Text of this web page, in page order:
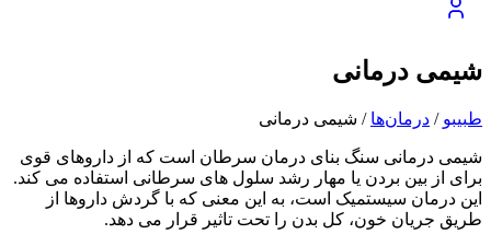
شیمی درمانی
طبیبو / درمان‌ها / شیمی درمانی
شیمی درمانی سنگ بنای درمان سرطان است که از داروهای قوی
برای از بین بردن یا مهار رشد سلول های سرطانی استفاده می کند.
این درمان سیستمیک است، به این معنی که با گردش داروها از
طریق جریان خون، کل بدن را تحت تاثیر قرار می دهد.